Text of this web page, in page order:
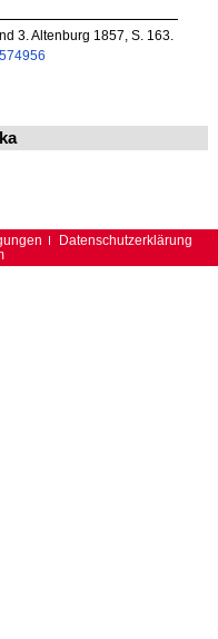
3. Altenburg 1857, S. 163.
Datenschutzerklärung